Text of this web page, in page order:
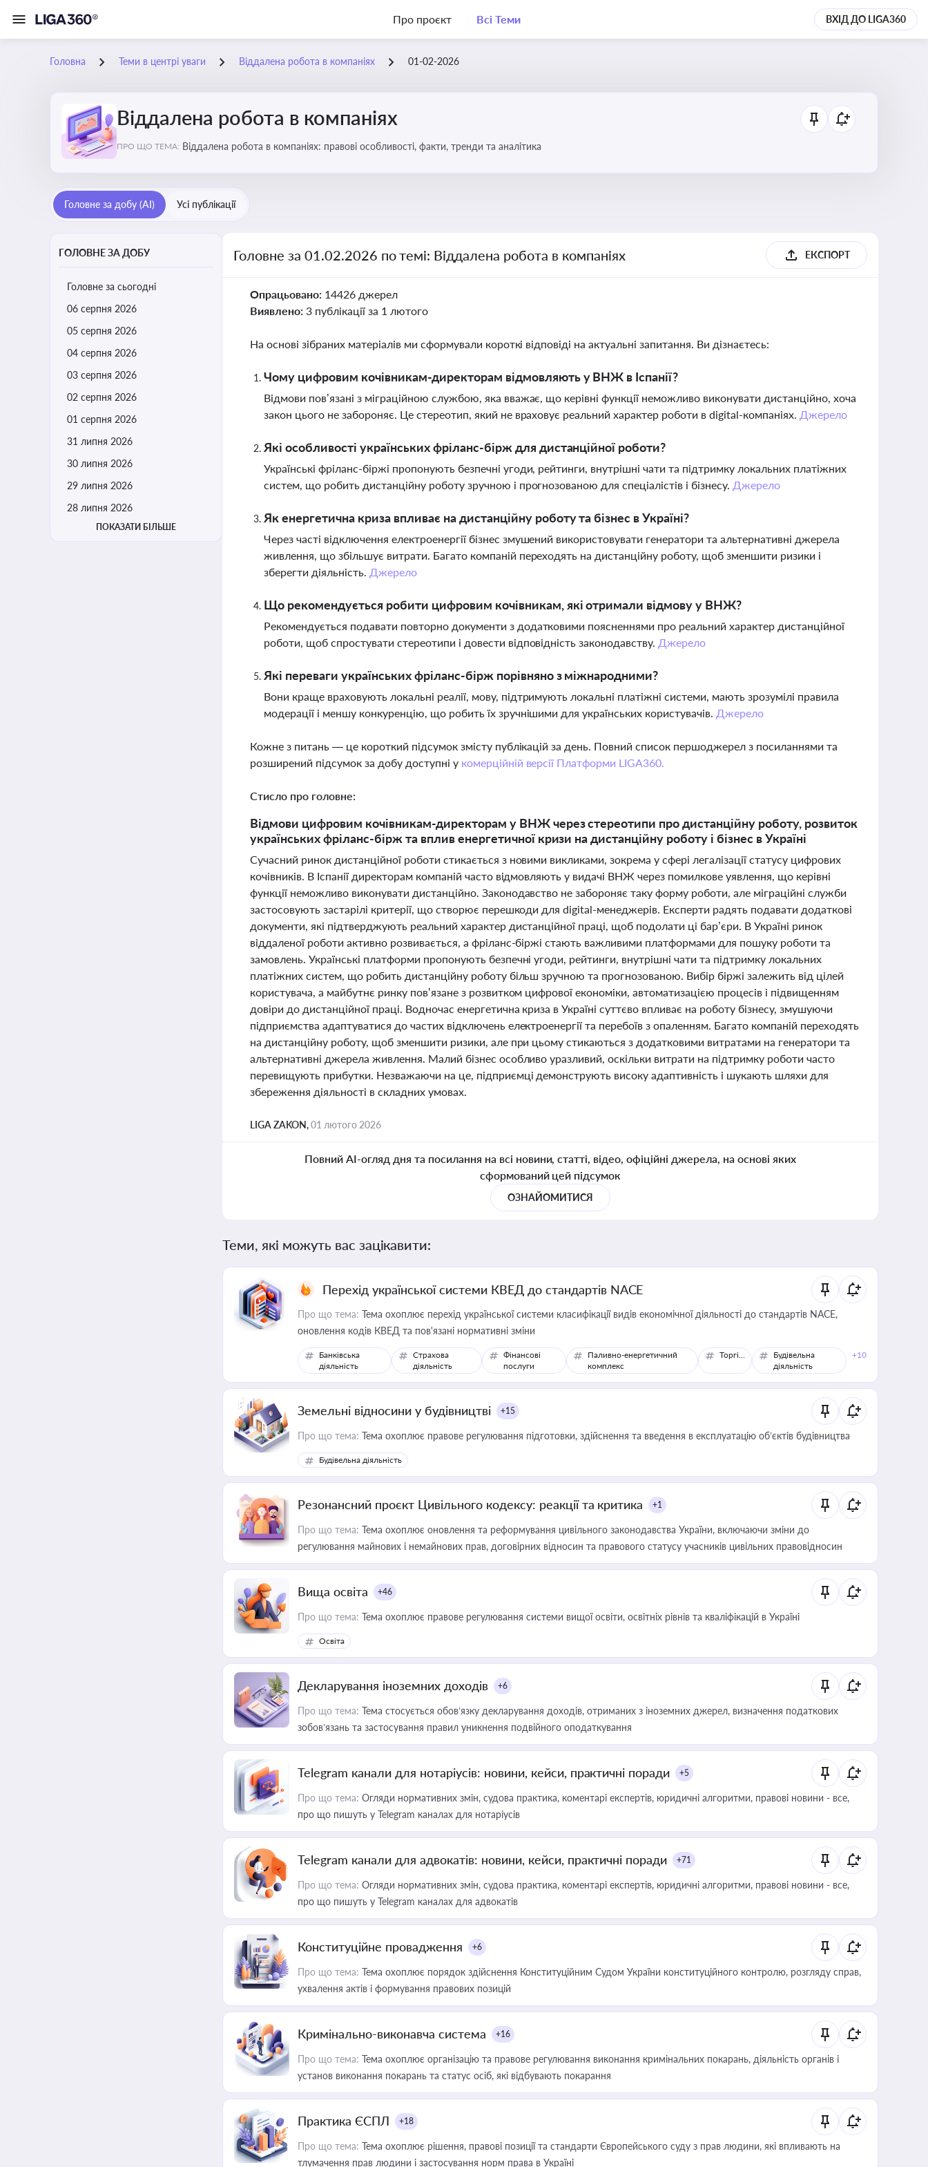
Про проєкт Всі Теми ВХІД ДО LIGA360
Головна Теми в центрі уваги Віддалена робота в компаніях 01-02-2026
Віддалена робота в компаніях
ПРО ЩО ТЕМА: Віддалена робота в компаніях: правові особливості, факти, тренди та аналітика
Головне за добу (AI) Усі публікації
ГОЛОВНЕ ЗА ДОБУ
Головне за сьогодні
06 серпня 2026
05 серпня 2026
04 серпня 2026
03 серпня 2026
02 серпня 2026
01 серпня 2026
31 липня 2026
30 липня 2026
29 липня 2026
28 липня 2026
ПОКАЗАТИ БІЛЬШЕ
Головне за 01.02.2026 по темі: Віддалена робота в компаніях ЕКСПОРТ
Опрацьовано: 14426 джерел
Виявлено: 3 публікації за 1 лютого
На основі зібраних матеріалів ми сформували короткі відповіді на актуальні запитання. Ви дізнаєтесь:
Чому цифровим кочівникам-директорам відмовляють у ВНЖ в Іспанії?
Відмови пов’язані з міграційною службою, яка вважає, що керівні функції неможливо виконувати дистанційно, хоча
закон цього не забороняє. Це стереотип, який не враховує реальний характер роботи в digital-компаніях. Джерело
Які особливості українських фріланс-бірж для дистанційної роботи?
Українські фріланс-біржі пропонують безпечні угоди, рейтинги, внутрішні чати та підтримку локальних платіжних
систем, що робить дистанційну роботу зручною і прогнозованою для спеціалістів і бізнесу. Джерело
Як енергетична криза впливає на дистанційну роботу та бізнес в Україні?
Через часті відключення електроенергії бізнес змушений використовувати генератори та альтернативні джерела
живлення, що збільшує витрати. Багато компаній переходять на дистанційну роботу, щоб зменшити ризики і
зберегти діяльність. Джерело
Що рекомендується робити цифровим кочівникам, які отримали відмову у ВНЖ?
Рекомендується подавати повторно документи з додатковими поясненнями про реальний характер дистанційної
роботи, щоб спростувати стереотипи і довести відповідність законодавству. Джерело
Які переваги українських фріланс-бірж порівняно з міжнародними?
Вони краще враховують локальні реалії, мову, підтримують локальні платіжні системи, мають зрозумілі правила
модерації і меншу конкуренцію, що робить їх зручнішими для українських користувачів. Джерело
Кожне з питань — це короткий підсумок змісту публікацій за день. Повний список першоджерел з посиланнями та
розширений підсумок за добу доступні у комерційній версії Платформи LIGA360.
Стисло про головне:
Відмови цифровим кочівникам-директорам у ВНЖ через стереотипи про дистанційну роботу, розвиток
українських фріланс-бірж та вплив енергетичної кризи на дистанційну роботу і бізнес в Україні
Сучасний ринок дистанційної роботи стикається з новими викликами, зокрема у сфері легалізації статусу цифрових
кочівників. В Іспанії директорам компаній часто відмовляють у видачі ВНЖ через помилкове уявлення, що керівні
функції неможливо виконувати дистанційно. Законодавство не забороняє таку форму роботи, але міграційні служби
застосовують застарілі критерії, що створює перешкоди для digital-менеджерів. Експерти радять подавати додаткові
документи, які підтверджують реальний характер дистанційної праці, щоб подолати ці бар’єри. В Україні ринок
віддаленої роботи активно розвивається, а фріланс-біржі стають важливими платформами для пошуку роботи та
замовлень. Українські платформи пропонують безпечні угоди, рейтинги, внутрішні чати та підтримку локальних
платіжних систем, що робить дистанційну роботу більш зручною та прогнозованою. Вибір біржі залежить від цілей
користувача, а майбутнє ринку пов’язане з розвитком цифрової економіки, автоматизацією процесів і підвищенням
довіри до дистанційної праці. Водночас енергетична криза в Україні суттєво впливає на роботу бізнесу, змушуючи
підприємства адаптуватися до частих відключень електроенергії та перебоїв з опаленням. Багато компаній переходять
на дистанційну роботу, щоб зменшити ризики, але при цьому стикаються з додатковими витратами на генератори та
альтернативні джерела живлення. Малий бізнес особливо уразливий, оскільки витрати на підтримку роботи часто
перевищують прибутки. Незважаючи на це, підприємці демонструють високу адаптивність і шукають шляхи для
збереження діяльності в складних умовах.
LIGA ZAKON,01 лютого 2026
Повний AI-огляд дня та посилання на всі новини, статті, відео, офіційні джерела, на основі яких
сформований цей підсумок
ОЗНАЙОМИТИСЯ
Теми, які можуть вас зацікавити:
Перехід української системи КВЕД до стандартів NACE
Про що тема: Тема охоплює перехід української системи класифікації видів економічної діяльності до стандартів NACE,
оновлення кодів КВЕД та пов'язані нормативні зміни
Банківська
діяльність
Страхова
діяльність
Фінансові
послуги
Паливно-енергетичний
комплекс
Торгівля
Будівельна
діяльність
+10
Земельні відносини у будівництві +15
Про що тема: Тема охоплює правове регулювання підготовки, здійснення та введення в експлуатацію об’єктів будівництва
Будівельна діяльність
Резонансний проєкт Цивільного кодексу: реакції та критика +1
Про що тема: Тема охоплює оновлення та реформування цивільного законодавства України, включаючи зміни до
регулювання майнових і немайнових прав, договірних відносин та правового статусу учасників цивільних правовідносин
Вища освіта +46
Про що тема: Тема охоплює правове регулювання системи вищої освіти, освітніх рівнів та кваліфікацій в Україні
Освіта
Декларування іноземних доходів +6
Про що тема: Тема стосується обов’язку декларування доходів, отриманих з іноземних джерел, визначення податкових
зобов’язань та застосування правил уникнення подвійного оподаткування
Telegram канали для нотаріусів: новини, кейси, практичні поради +5
Про що тема: Огляди нормативних змін, судова практика, коментарі експертів, юридичні алгоритми, правові новини - все,
про що пишуть у Telegram каналах для нотаріусів
Telegram канали для адвокатів: новини, кейси, практичні поради +71
Про що тема: Огляди нормативних змін, судова практика, коментарі експертів, юридичні алгоритми, правові новини - все,
про що пишуть у Telegram каналах для адвокатів
Конституційне провадження +6
Про що тема: Тема охоплює порядок здійснення Конституційним Судом України конституційного контролю, розгляду справ,
ухвалення актів і формування правових позицій
Кримінально-виконавча система +16
Про що тема: Тема охоплює організацію та правове регулювання виконання кримінальних покарань, діяльність органів і
установ виконання покарань та статус осіб, які відбувають покарання
Практика ЄСПЛ +18
Про що тема: Тема охоплює рішення, правові позиції та стандарти Європейського суду з прав людини, які впливають на
тлумачення прав людини і застосування норм права в Україні